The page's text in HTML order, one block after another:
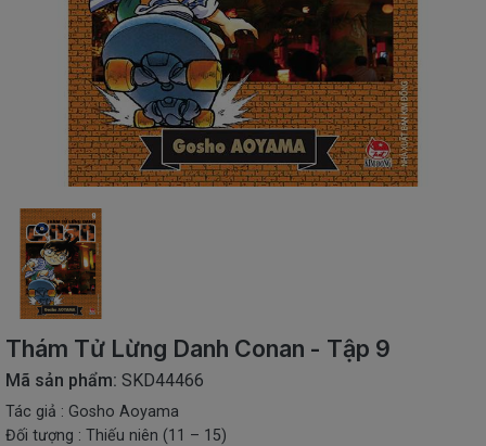
SÁCH
THIẾU
SÁCH
TIẾNG
SÁCH
NGOẠI
NGỮ
VPP
-
ĐỒ
DÙNG
SINH
QUÀ
TẶNG
-
Thám Tử Lừng Danh Conan - Tập 9
Mã sản phẩm: SKD44466
Tác giả : Gosho Aoyama
Đối tượng : Thiếu niên (11 – 15)